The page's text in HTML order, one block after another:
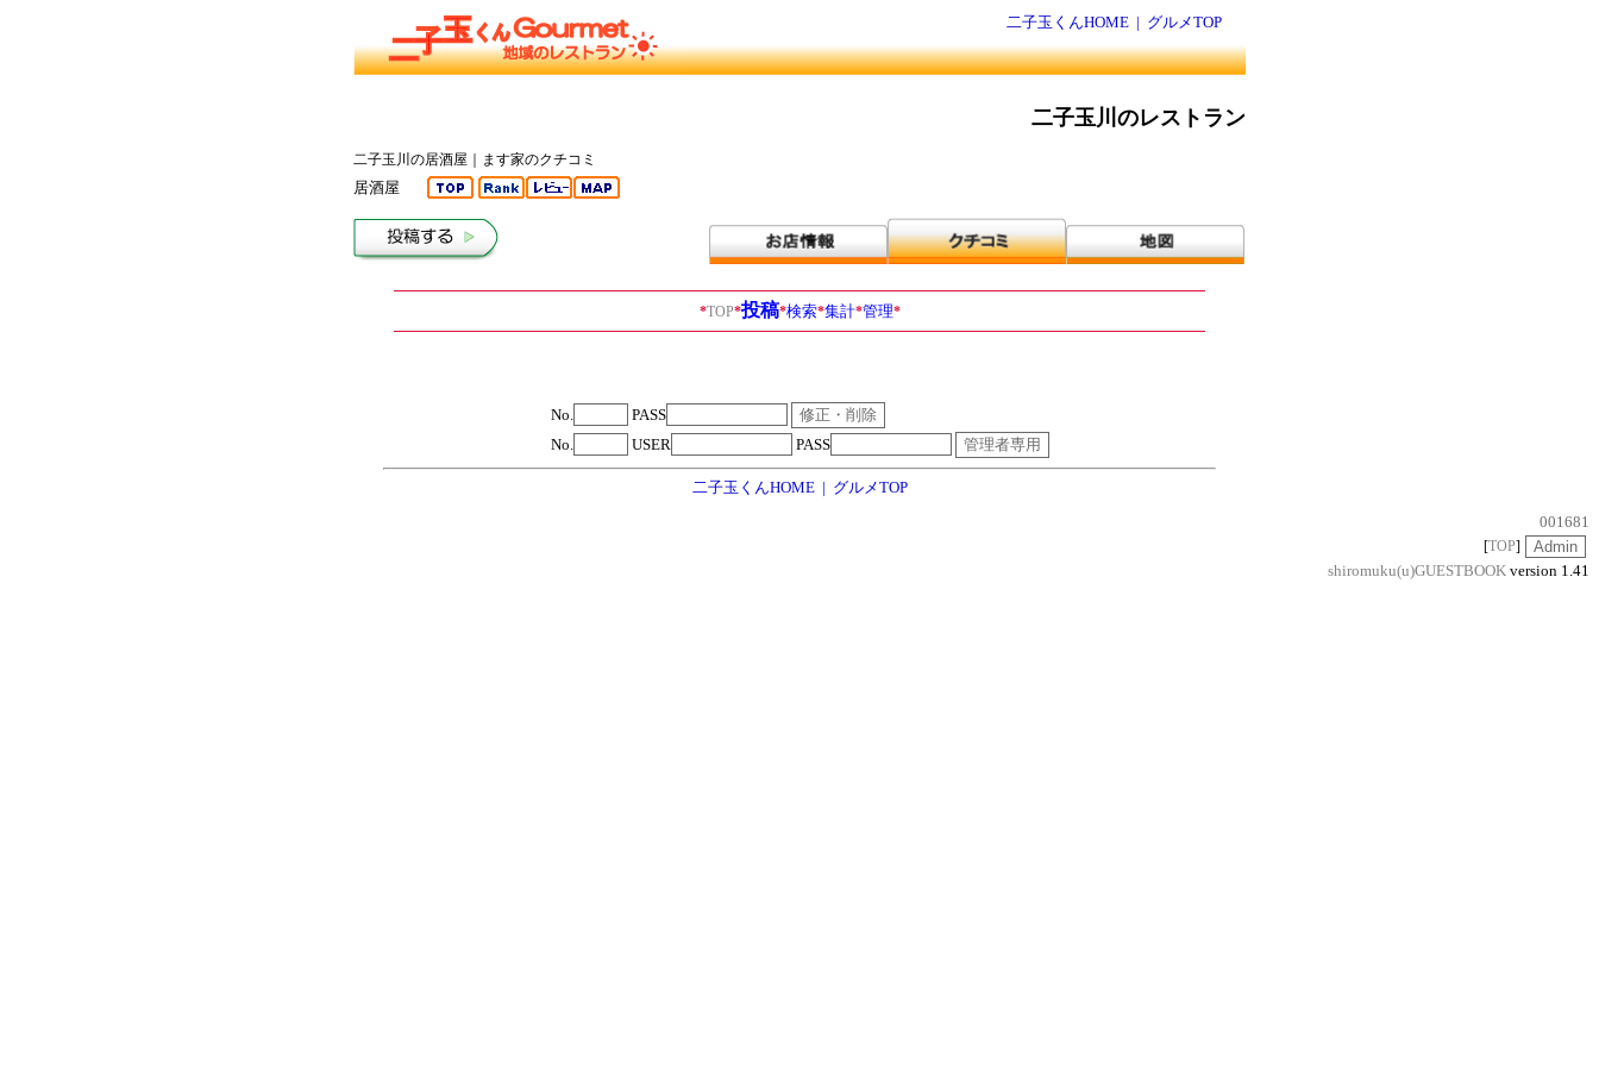
二子玉くんHOME| グルメTOP
二子玉川のレストラン
二子玉川の居酒屋｜ます家のクチコミ
居酒屋
*TOP*投稿*検索*集計*管理*
No.
PASS
No.
USER PASS
二子玉くんHOME| グルメTOP
001681
[TOP]
shiromuku(u)GUESTBOOK version 1.41